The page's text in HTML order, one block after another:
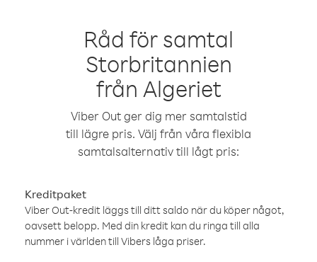
Råd för samtal
Storbritannien
från Algeriet
Viber Out ger dig mer samtalstid
till lägre pris. Välj från våra flexibla
samtalsalternativ till lågt pris:
Kreditpaket
Viber Out-kredit läggs till ditt saldo när du köper något,
oavsett belopp. Med din kredit kan du ringa till alla
nummer i världen till Vibers låga priser.